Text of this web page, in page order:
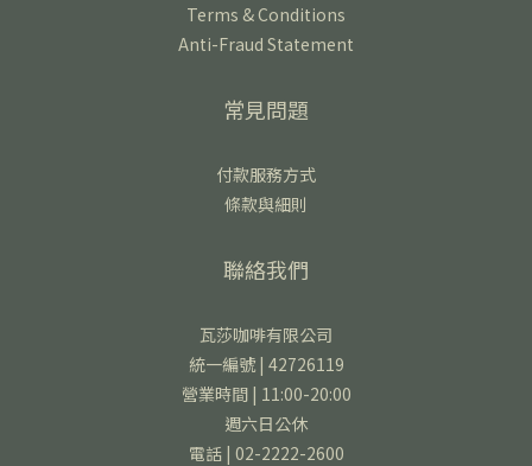
Terms & Conditions
Anti-Fraud Statement
常見問題
付款服務方式
條款與細則
聯絡我們
瓦莎咖啡有限公司
統一編號 | 42726119
營業時間 | 11:00-20:00
週六日公休
電話 | 02-2222-2600